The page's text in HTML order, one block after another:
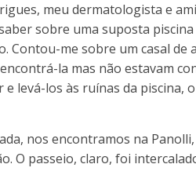
meu dermatologista e
sobre uma suposta
Contou-me sobre um casal de
la mas não estavam
e levá-los às ruínas da piscina,
nos encontramos na Panolli,
O passeio, claro, foi